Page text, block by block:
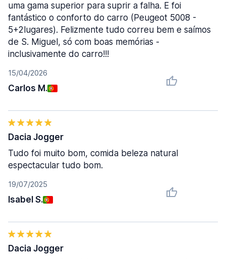
15/04/2026
Carlos M.
uma gama superior para suprir a falha. E foi
fantástico o conforto do carro (Peugeot 5008 -
5+2lugares). Felizmente tudo correu bem e saímos
de S. Miguel, só com boas memórias -
inclusivamente do carro!!!
19/07/2025
Isabel S.
Dacia Jogger
Tudo foi muito bom, comida beleza natural
espectacular tudo bom.
Dacia Jogger